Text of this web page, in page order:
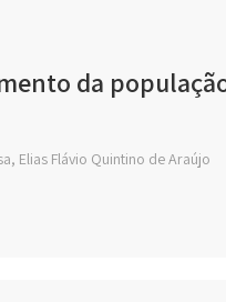
da
Elias Flávio Quintino de Araújo